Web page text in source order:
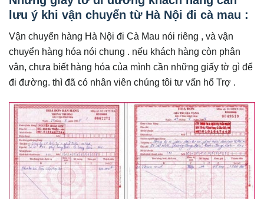
lưu ý khi vận chuyển từ Hà Nội đi cà mau :
Vận chuyển hàng Hà Nội đi Cà Mau nói riêng , và vận
chuyển hàng hóa nói chung . nếu khách hàng còn phân
vân, chưa biết hàng hóa của mình cần những giấy tờ gì để
đi đường. thì đã có nhân viên chúng tôi tư vấn hổ Trợ .